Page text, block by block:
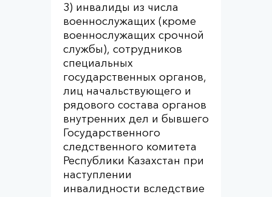
3) инвалиды из числа
военнослужащих (кроме
военнослужащих срочной
службы), сотрудников
специальных
государственных органов,
лиц начальствующего и
рядового состава органов
внутренних дел и бывшего
Государственного
следственного комитета
Республики Казахстан при
наступлении
инвалидности вследствие